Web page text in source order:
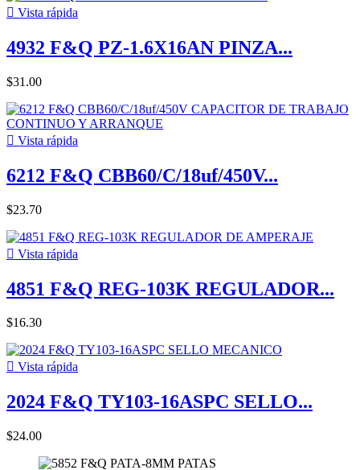
 Vista rápida
4932 F&Q PZ-1.6X16AN PINZA...
$31.00
 Vista rápida
6212 F&Q CBB60/C/18uf/450V...
$23.70
 Vista rápida
4851 F&Q REG-103K REGULADOR...
$16.30
 Vista rápida
2024 F&Q TY103-16ASPC SELLO...
$24.00